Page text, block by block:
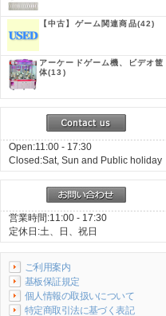
【中古】ゲーム関連商品(42)
アーケードゲーム機、ビデオ筐
体(13)
Open:11:00 - 17:30
Closed:Sat, Sun and Public holiday
営業時間:11:00 - 17:30
定休日:土、日、祝日
ご利用案内
基板保証規定
個人情報の取扱いについて
特定商取引法に基づく表記